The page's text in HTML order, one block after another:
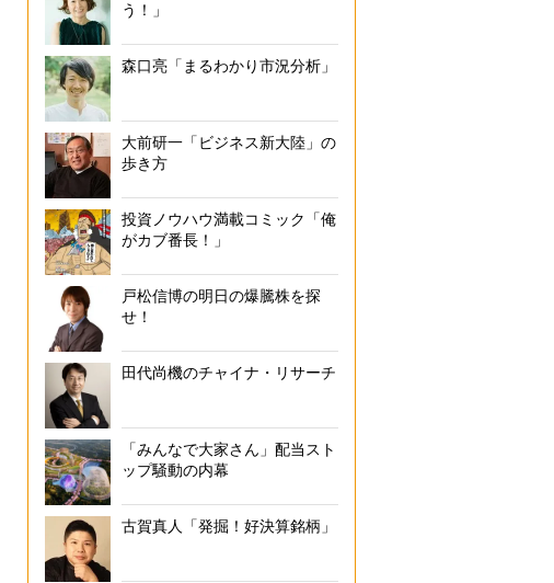
う！」
森口亮「まるわかり市況分析」
大前研一「ビジネス新大陸」の
歩き方
投資ノウハウ満載コミック「俺
がカブ番長！」
戸松信博の明日の爆騰株を探
せ！
田代尚機のチャイナ・リサーチ
「みんなで大家さん」配当スト
ップ騒動の内幕
古賀真人「発掘！好決算銘柄」